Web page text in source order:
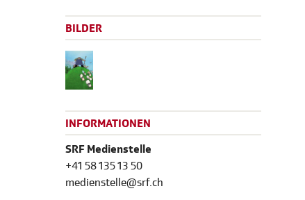
BILDER
INFORMATIONEN
SRF Medienstelle
+41 58 135 13 50
medienstelle@srf.ch